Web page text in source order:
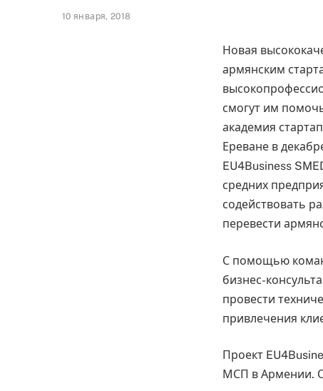
10 января, 2018
Новая
армянским
смогут им
академия
Ереване в
EU4Business
средних
содействовать
перевести
С помощью
бизнес-
провести
привлечения
Проект
МСП в Армении.